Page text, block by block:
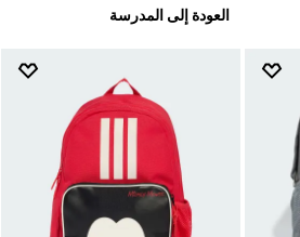
العودة إلى المدرسة